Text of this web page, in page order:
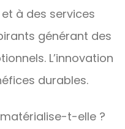
à des services
générant des
L’innovation
durables.
t-elle ?